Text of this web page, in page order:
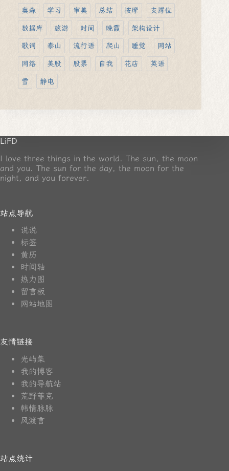
奥森 学习 审美 总结 按摩 支撑位
数据库 旅游 时间 晚霞 架构设计
歌词 泰山 流行语 爬山 睡觉 网站
网络 美股 股票 自我 花店 英语
雪 静电
LiFD
I love three things in the world. The sun, the moon
and you. The sun for the day, the moon for the
night, and you forever.
站点导航
说说
标签
黄历
时间轴
热力图
留言板
网站地图
友情链接
光屿集
我的博客
我的导航站
荒野菲克
韩情脉脉
风渡言
站点统计